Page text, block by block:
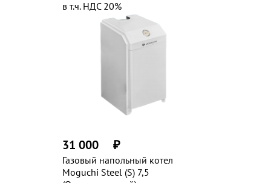
Газовый напольный котел
Moguchi Steel (S) 7,5
31 000 ₽
в т.ч. НДС 20%